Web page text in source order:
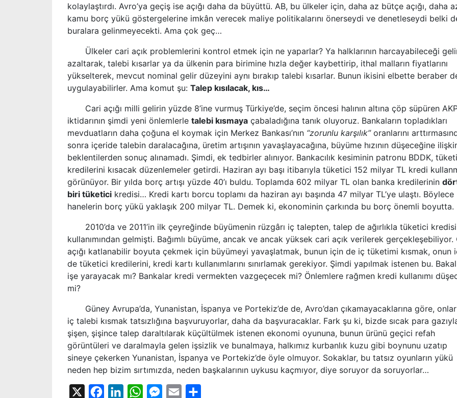
kolaylaştırdı. Avro’ya geçiş ise açığı daha da büyüttü. AB, bu ülkeler için, daha az bütçe açığı, daha
kamu borç yükü göstergelerine imkân verecek maliye politikalarını önerseydi ve denetleseydi belki
buralara gelinmeyecekti. Ama çok geç…
Ülkeler cari açık problemlerini kontrol etmek için ne yaparlar? Ya halklarının harcayabileceği
azaltarak, talebi kısarlar ya da ülkenin para birimine hızla değer kaybettirip, ithal malların fiyatlarını
yükselterek, mevcut nominal gelir düzeyini aynı bırakıp talebi kısarlar. Bunun ikisini elbette beraber
uygulayabilirler. Ama komut şu: Talep kısılacak, kıs…
Cari açığı milli gelirin yüzde 8’ine vurmuş Türkiye’de, seçim öncesi halının altına çöp süpüren
iktidarının şimdi yeni önlemlerle talebi kısmaya çabaladığına tanık oluyoruz. Bankaların topladıkları
mevduatların daha çoğuna el koymak için Merkez Bankası’nın “zorunlu karşılık” oranlarını
sonra içeride talebin daralacağına, üretim artışının yavaşlayacağına, büyüme hızının düşeceğine
beklentilerden sonuç alınamadı. Şimdi, ek tedbirler alınıyor. Bankacılık kesiminin patronu BDDK,
kredilerini kısacak düzenlemeler getirdi. Haziran ayı başı itibarıyla tüketici 152 milyar TL kredi
görünüyor. Bir yılda borç artışı yüzde 40’ı buldu. Toplamda 602 milyar TL olan banka kredilerinin
biri tüketici kredisi… Kredi kartı borcu toplamı da haziran ayı başında 47 milyar TL’ye ulaştı. Böylece
hanelerin borç yükü yaklaşık 200 milyar TL. Demek ki, ekonominin çarkında bu borç önemli boyutta.
2010’da ve 2011’in ilk çeyreğinde büyümenin rüzgârı iç talepten, talep de ağırlıkla tüketici kredisi
kullanımından gelmişti. Bağımlı büyüme, ancak ve ancak yüksek cari açık verilerek gerçekleşebiliyor.
açığı katlanabilir boyuta çekmek için büyümeyi yavaşlatmak, bunun için de iç tüketimi kısmak, onun
de tüketici kredilerini, kredi kartı kullanımlarını sınırlamak gerekiyor. Şimdi yapılmak istenen bu.
işe yarayacak mı? Bankalar kredi vermekten vazgeçecek mi? Önlemlere rağmen kredi kullanımı
mi?
Güney Avrupa’da, Yunanistan, İspanya ve Portekiz’de de, Avro’dan çıkamayacaklarına göre,
iç talebi kısmak tatsızlığına başvuruyorlar, daha da başvuracaklar. Fark şu ki, bizde sıcak para
şişen, şişince talep daraltılarak küçültülmek istenen ekonomi oyununa, bunun ürünü geçici refah
görüntüleri ve daralmayla gelen işsizlik ve bunalmaya, halkımız kurbanlık kuzu gibi boynunu uzatıp
sineye çekerken Yunanistan, İspanya ve Portekiz’de öyle olmuyor. Sokaklar, bu tatsız oyunların yükü
neden hep bizim sırtımızda, neden başkalarının uykusu kaçmıyor, diye soruyor da soruyorlar…
FacebookLinkedInWhatsAppMessenger
Email